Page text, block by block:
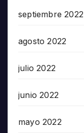
septiembre 2022
agosto 2022
julio 2022
junio 2022
mayo 2022